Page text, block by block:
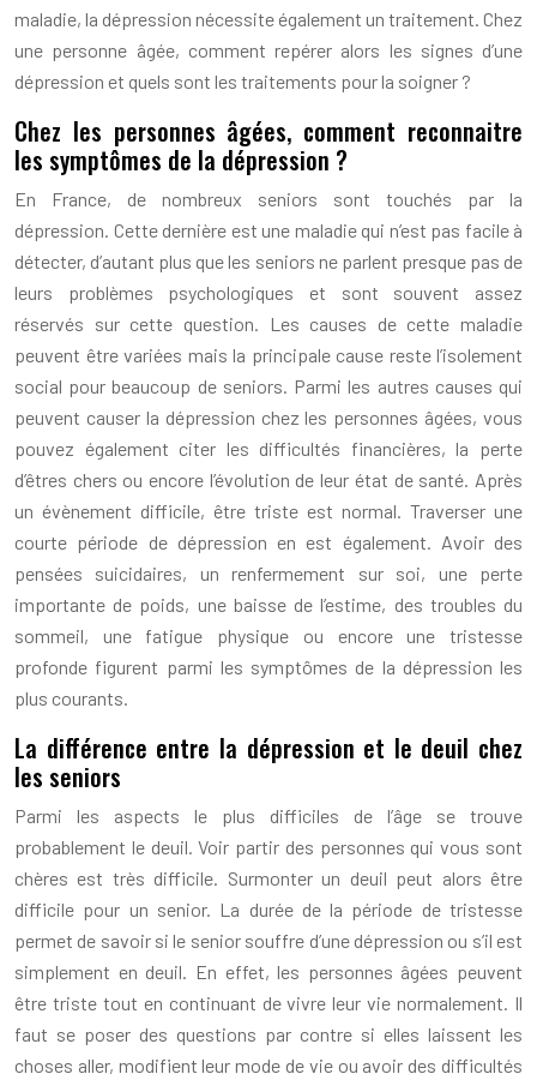
maladie, la dépression nécessite également un traitement. Chez
une personne âgée, comment repérer alors les signes d’une
dépression et quels sont les traitements pour la soigner ?
Chez les personnes âgées, comment reconnaitre
les symptômes de la dépression ?
En France, de nombreux seniors sont touchés par la
dépression. Cette dernière est une maladie qui n’est pas facile à
détecter, d’autant plus que les seniors ne parlent presque pas de
leurs problèmes psychologiques et sont souvent assez
réservés sur cette question. Les causes de cette maladie
peuvent être variées mais la principale cause reste l’isolement
social pour beaucoup de seniors. Parmi les autres causes qui
peuvent causer la dépression chez les personnes âgées, vous
pouvez également citer les difficultés financières, la perte
d’êtres chers ou encore l’évolution de leur état de santé. Après
un évènement difficile, être triste est normal. Traverser une
courte période de dépression en est également. Avoir des
pensées suicidaires, un renfermement sur soi, une perte
importante de poids, une baisse de l’estime, des troubles du
sommeil, une fatigue physique ou encore une tristesse
profonde figurent parmi les symptômes de la dépression les
plus courants.
La différence entre la dépression et le deuil chez
les seniors
Parmi les aspects le plus difficiles de l’âge se trouve
probablement le deuil. Voir partir des personnes qui vous sont
chères est très difficile. Surmonter un deuil peut alors être
difficile pour un senior. La durée de la période de tristesse
permet de savoir si le senior souffre d’une dépression ou s’il est
simplement en deuil. En effet, les personnes âgées peuvent
être triste tout en continuant de vivre leur vie normalement. Il
faut se poser des questions par contre si elles laissent les
choses aller, modifient leur mode de vie ou avoir des difficultés